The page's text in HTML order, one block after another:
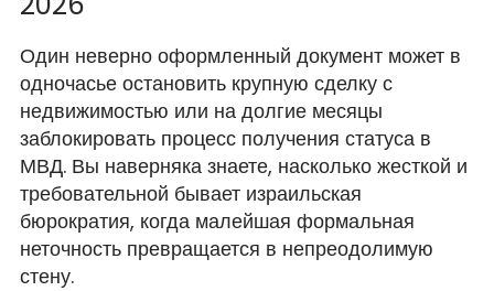
Один неверно оформленный документ может в
одночасье остановить крупную сделку с
недвижимостью или на долгие месяцы
заблокировать процесс получения статуса в
МВД. Вы наверняка знаете, насколько жесткой и
требовательной бывает израильская
бюрократия, когда малейшая формальная
неточность превращается в непреодолимую
стену.